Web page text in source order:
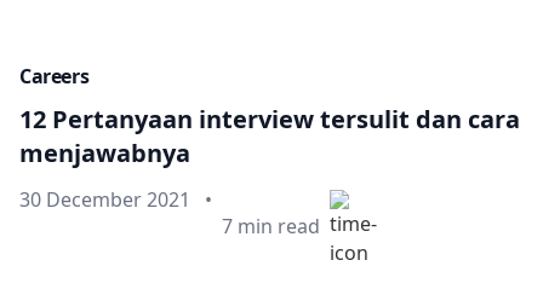
Careers
12 Pertanyaan interview tersulit dan cara
menjawabnya
Published on
30 December 2021
•
Min read
7 min read